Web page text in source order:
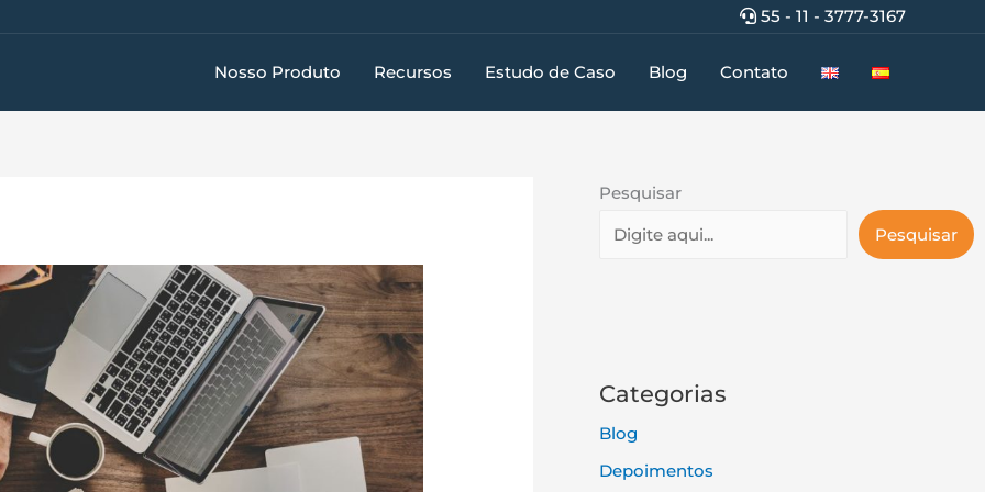
55 - 11 - 3777-3167
Nosso Produto Recursos Estudo de Caso Blog Contato
Pesquisar
Pesquisar
Categorias
Blog
Depoimentos